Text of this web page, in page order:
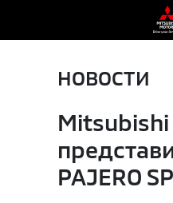
НОВОСТИ
PAJERO